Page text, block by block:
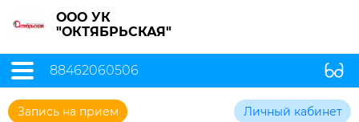
ООО УК
"ОКТЯБРЬСКАЯ"
88462060506
Запись на прием Личный кабинет